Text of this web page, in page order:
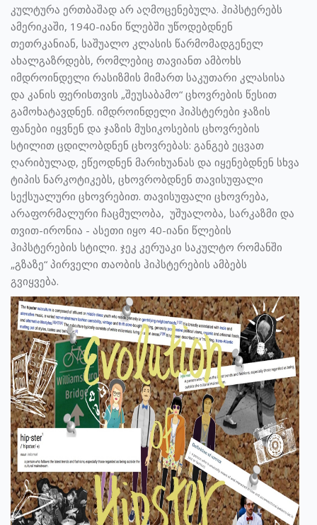
კულტურა ერთბაშად არ აღმოცენებულა. ჰიპსტერებს
ამერიკაში, 1940-იანი წლებში უწოდებდნენ
თეთრკანიან, საშუალო კლასის წარმომადგენელ
ახალგაზრდებს, რომლებიც თავიანთ ამბოხს
იმდროინდელი რასიზმის მიმართ საკუთარი კლასისა
და კანის ფერისთვის „შეუსაბამო“ ცხოვრების წესით
გამოხატავდნენ. იმდროინდელი ჰიპსტერები ჯაზის
ფანები იყვნენ და ჯაზის მუსიკოსების ცხოვრების
სტილით ცდილობდნენ ცხოვრებას: განგებ ეცვათ
ღარიბულად, ეწეოდნენ მარიხუანას და იყენებდნენ სხვა
ტიპის ნარკოტიკებს, ცხოვრობდნენ თავისუფალი
სექსუალური ცხოვრებით. თავისუფალი ცხოვრება,
არაფორმალური ჩაცმულობა, უშუალობა, სარკაზმი და
თვით-ირონია - ასეთი იყო 40-იანი წლების
ჰიპსტერების სტილი. ჯეკ კერუაკი საკულტო რომანში
„გზაზე“ პირველი თაობის ჰიპსტერების ამბებს
გვიყვება.